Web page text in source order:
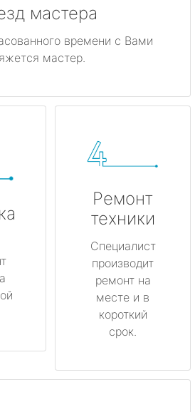
мастера
времени с Вами
мастер.
Ремонт
техники
Специалист
производит
ремонт на
месте и в
короткий
срок.